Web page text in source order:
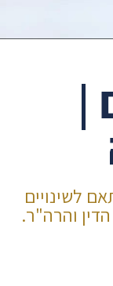
|
לשינויים
והרה"ר.